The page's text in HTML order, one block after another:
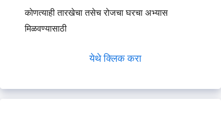
कोणत्याही तारखेचा तसेच रोजचा घरचा अभ्यास
मिळवण्यासाठी
येथे क्लिक करा